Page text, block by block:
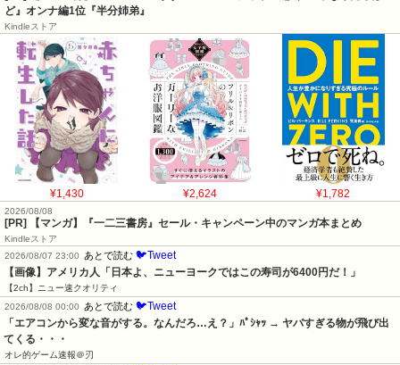
ど』オンナ編1位『半分姉弟』
Kindleストア
¥1,430 ¥2,624 ¥1,782
2026/08/08
[PR] 【マンガ】『一二三書房』セール・キャンペーン中のマンガ本まとめ
Kindleストア
2026/08/07 23:00
あとで読む 🐦Tweet
【画像】アメリカ人「日本よ、ニューヨークではこの寿司が6400円だ！」
【2ch】ニュー速クオリティ
2026/08/08 00:00
あとで読む 🐦Tweet
「エアコンから変な音がする。なんだろ…え？」ﾊﾟｼｬｯ → ヤバすぎる物が飛び出
てくる・・・
オレ的ゲーム速報＠刃